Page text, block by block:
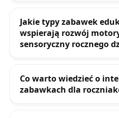
Jakie typy zabawek
wspierają rozwój
sensoryczny rocznego
Co warto wiedzieć o
zabawkach dla